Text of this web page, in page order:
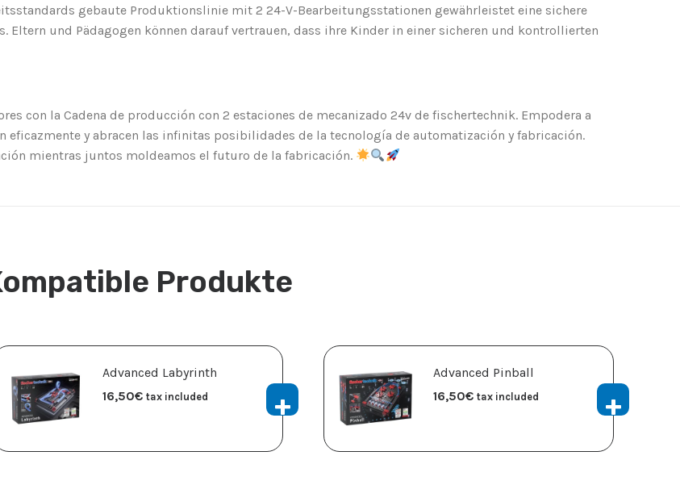
gebaute Produktionslinie mit 2 24-V-Bearbeitungsstationen gewährleistet eine sichere
und Pädagogen können darauf vertrauen, dass ihre Kinder in einer sicheren und kontrollierten
con la Cadena de producción con 2 estaciones de mecanizado 24v de fischertechnik. Empodera a
eficazmente y abracen las infinitas posibilidades de la tecnología de automatización y fabricación.
mientras juntos moldeamos el futuro de la fabricación.
Produkte
Advanced Labyrinth
16,50€ tax included
Advanced Pinball
16,50€ tax included